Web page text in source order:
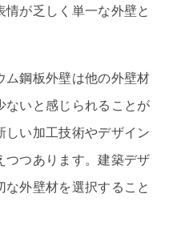
が乏しく単一な外壁と
ム鋼板外壁は他の外壁材
ないと感じられることが
しい加工技術やデザイン
つつあります。建築デザ
外壁材を選択すること